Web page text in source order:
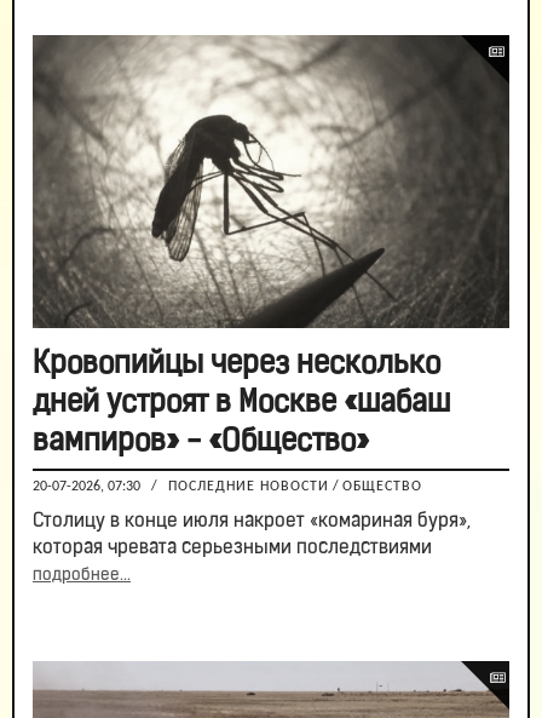
Кровопийцы через несколько
дней устроят в Москве «шабаш
вампиров» - «Общество»
20-07-2026, 07:30 / ПОСЛЕДНИЕ НОВОСТИ / ОБЩЕСТВО
Столицу в конце июля накроет «комариная буря»,
которая чревата серьезными последствиями
подробнее...